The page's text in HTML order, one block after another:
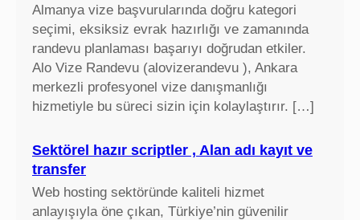
Almanya vize başvurularında doğru kategori
seçimi, eksiksiz evrak hazırlığı ve zamanında
randevu planlaması başarıyı doğrudan etkiler.
Alo Vize Randevu (alovizerandevu ), Ankara
merkezli profesyonel vize danışmanlığı
hizmetiyle bu süreci sizin için kolaylaştırır. […]
Sektörel hazır scriptler , Alan adı kayıt ve
transfer
Web hosting sektöründe kaliteli hizmet
anlayışıyla öne çıkan, Türkiye’nin güvenilir